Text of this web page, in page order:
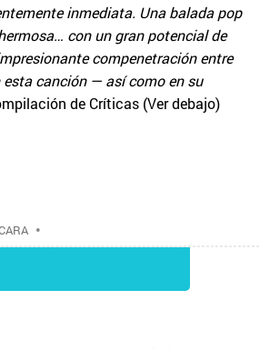
inmediata. Una balada pop
con un gran potencial de
compenetración entre
canción — así como en su
de Críticas (Ver debajo)
•